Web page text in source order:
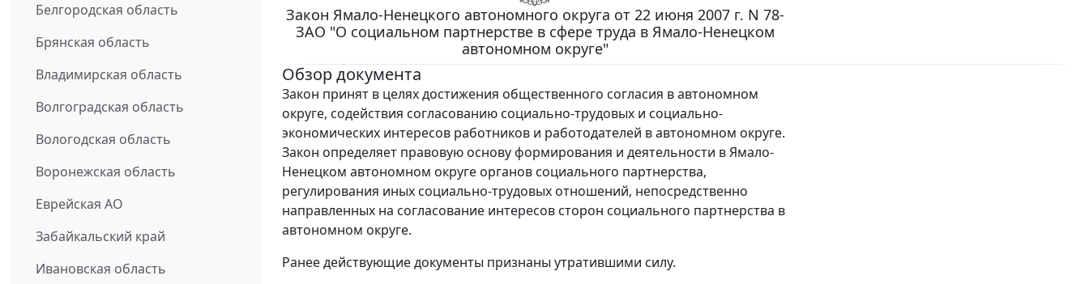
Белгородская область
Брянская область
Владимирская область
Волгоградская область
Вологодская область
Воронежская область
Еврейская АО
Забайкальский край
Ивановская область
Закон Ямало-Ненецкого автономного округа от 22 июня 2007 г. N 78-
ЗАО "О социальном партнерстве в сфере труда в Ямало-Ненецком
автономном округе"
Обзор документа
Закон принят в целях достижения общественного согласия в автономном
округе, содействия согласованию социально-трудовых и социально-
экономических интересов работников и работодателей в автономном округе.
Закон определяет правовую основу формирования и деятельности в Ямало-
Ненецком автономном округе органов социального партнерства,
регулирования иных социально-трудовых отношений, непосредственно
направленных на согласование интересов сторон социального партнерства в
автономном округе.
Ранее действующие документы признаны утратившими силу.